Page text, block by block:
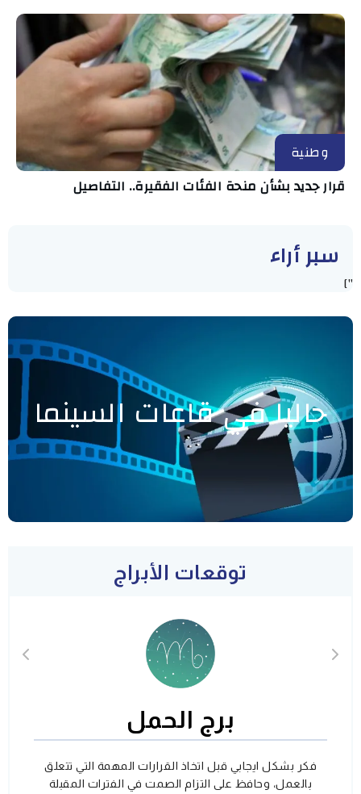
وطنية
قرار جديد بشأن منحة الفئات الفقيرة.. التفاصيل
سبر أراء
"]
حاليا في قاعات السينما
توقعات الأبراج
برج الحمل
فكر بشكل ايجابي قبل اتخاذ القرارات المهمة التي تتعلق
بالعمل، وحافظ على التزام الصمت في الفترات المقبلة